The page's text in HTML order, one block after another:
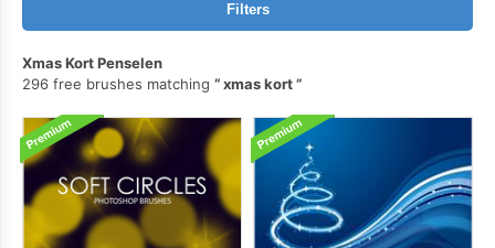
Filters
Xmas Kort Penselen
296 free brushes matching
xmas kort